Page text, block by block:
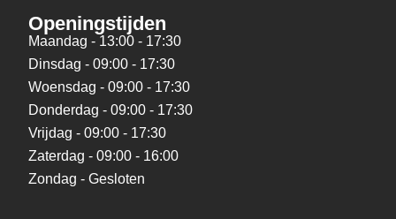
Openingstijden
Maandag - 13:00 - 17:30
Dinsdag - 09:00 - 17:30
Woensdag - 09:00 - 17:30
Donderdag - 09:00 - 17:30
Vrijdag - 09:00 - 17:30
Zaterdag - 09:00 - 16:00
Zondag - Gesloten